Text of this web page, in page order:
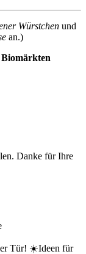
Würstchen und
an.)
Biomärkten
Danke für Ihre
Tür! ☀️Ideen für